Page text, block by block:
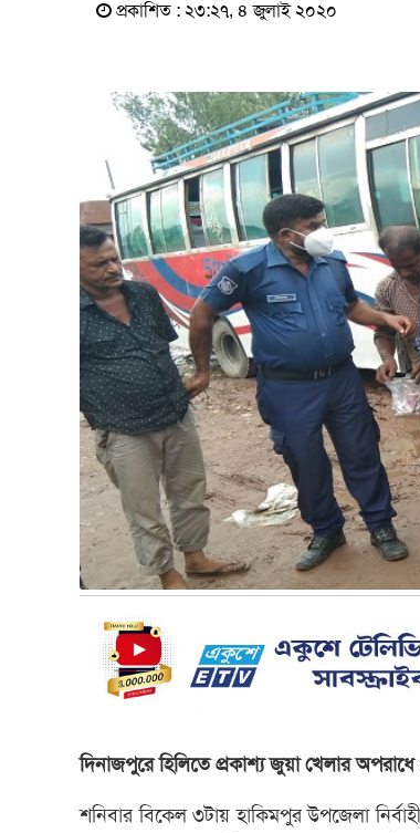
প্রকাশিত : ২৩:২৭, ৪ জুলাই ২০২০
দিনাজপুরে হিলিতে প্রকাশ্য জুয়া খেলার
শনিবার বিকেল ৩টায় হাকিমপুর উপজেলা